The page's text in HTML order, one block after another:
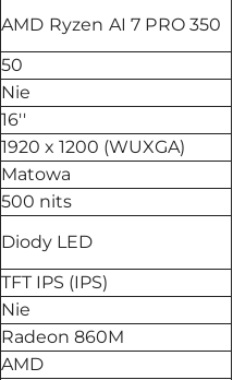
AMD Ryzen AI 7 PRO 350
50
Nie
16''
1920 x 1200 (WUXGA)
Matowa
500 nits
Diody LED
TFT IPS (IPS)
Nie
Radeon 860M
AMD